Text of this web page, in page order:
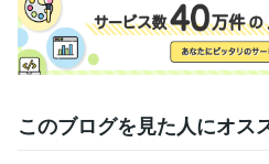
学歴
関西外国語大学短期大学部 2004年3
このブログを見た人にオス